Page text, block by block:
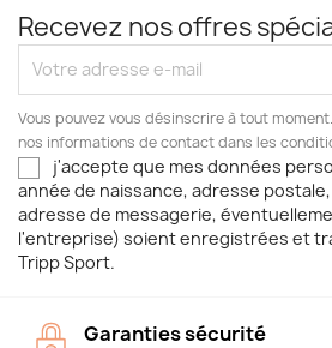
Recevez nos offres
Vous pouvez vous désinscrire à tout
nos informations de contact dans les
j'accepte que mes données
année de naissance, adresse
adresse de messagerie,
l'entreprise) soient enregistrées et
Tripp Sport.
Garanties sécurité